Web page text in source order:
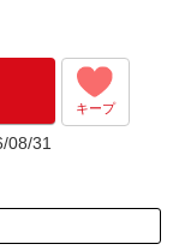
キープ
08/31